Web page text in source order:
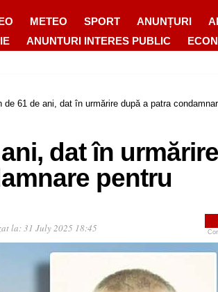
METEO SPORT ANUNȚURI
ANUNTURI INTERES PUBLIC
de 61 de ani, dat în urmărire după a patra
dat în urmărire
pentru
la:31 July 2025 18:45